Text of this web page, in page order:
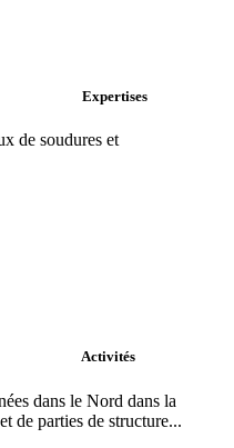
Expertises
de soudures et
Activités
dans le Nord dans la
de parties de structure...